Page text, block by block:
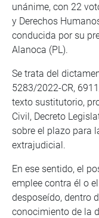
unánime, con 22
y Derechos
conducida por su
Alanoca (PL).
Se trata del
5283/2022-CR,
texto sustitutorio,
Civil, Decreto
sobre el plazo para
extrajudicial.
En ese sentido, el
emplee contra él o
desposeído, dentro
conocimiento de la